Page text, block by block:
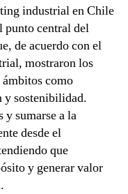
industrial en Chile
punto central del
de acuerdo con el
mostraron los
ámbitos como
y sostenibilidad.
y sumarse a la
desde el
que
y generar valor